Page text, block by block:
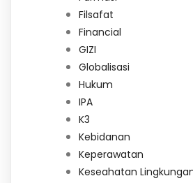
Filsafat
Financial
GIZI
Globalisasi
Hukum
IPA
K3
Kebidanan
Keperawatan
Keseahatan